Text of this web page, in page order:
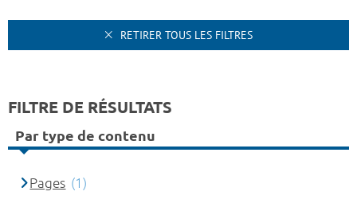
RETIRER TOUS LES FILTRES
FILTRE DE RÉSULTATS
Par type de contenu
Pages (1)